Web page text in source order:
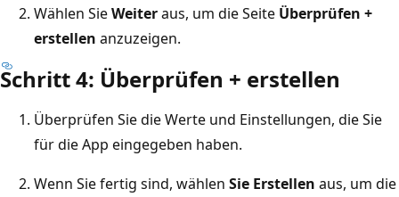
Wählen SieWeiteraus, um die Seite Überprüfen +
erstellen anzuzeigen.
Schritt 4: Überprüfen + erstellen
Überprüfen Sie die Werte und Einstellungen, die Sie
für die App eingegeben haben.
Wenn Sie fertig sind, wählen Sie Erstellen aus, um die